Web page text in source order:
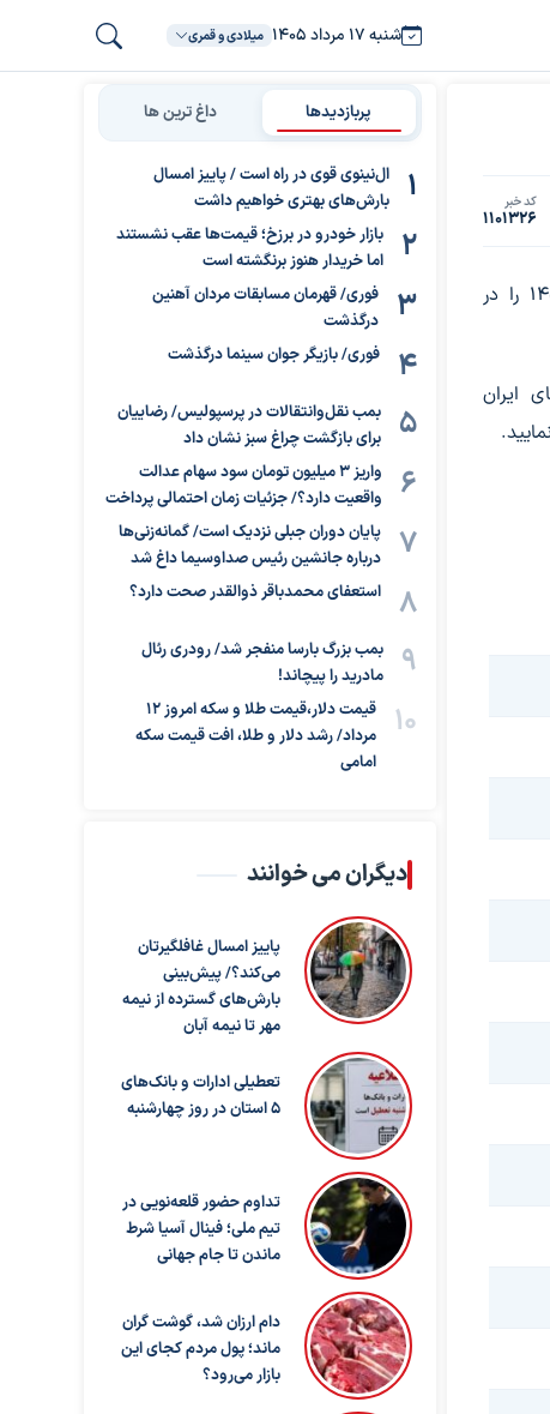
شنبه ۱۷ مرداد ۱۴۰۵ میلادی و قمری
کد خبر
1101326
قیمت محصولات ایران خودرو امروز چهارشنبه ۹ آبان ۱۴۰۳ را در
ایران
پربازدیدها داغ ترین ها
ال‌نینوی قوی در راه است / پاییز امسال
بارش‌های بهتری خواهیم داشت
بازار خودرو در برزخ؛ قیمت‌ها عقب نشستند
اما خریدار هنوز برنگشته است
فوری/ قهرمان مسابقات مردان آهنین
درگذشت
فوری/ بازیگر جوان سینما درگذشت
بمب نقل‌وانتقالات در پرسپولیس/ رضاییان
برای بازگشت چراغ سبز نشان داد
واریز ۳ میلیون تومان سود سهام عدالت
واقعیت دارد؟/ جزئیات زمان احتمالی پرداخت
پایان دوران جبلی نزدیک است/ گمانه‌زنی‌ها
درباره جانشین رئیس صداوسیما داغ شد
استعفای محمدباقر ذوالقدر صحت دارد؟
بمب بزرگ بارسا منفجر شد/ رودری رئال
مادرید را پیچاند!
قیمت دلار،قیمت طلا و سکه امروز ۱۲
مرداد/ رشد دلار و طلا، افت قیمت سکه
امامی
دیگران می خوانند
پاییز امسال غافلگیرتان
می‌کند؟/ پیش‌بینی
بارش‌های گسترده از نیمه
مهر تا نیمه آبان
تعطیلی ادارات و بانک‌های
۵ استان در روز چهارشنبه
تداوم حضور قلعه‌نویی در
تیم ملی؛ فینال آسیا شرط
ماندن تا جام جهانی
دام ارزان شد، گوشت گران
ماند؛ پول مردم کجای این
بازار می‌رود؟